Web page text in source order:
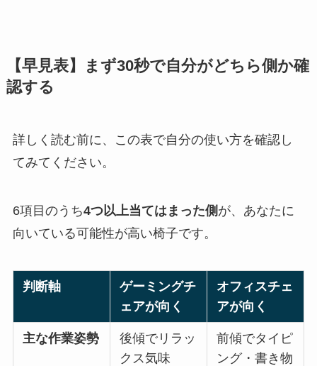
【早見表】まず30秒で自分がどちら側か確
認する
詳しく読む前に、この表で自分の使い方を確認し
てみてください。
6項目のうち4つ以上当てはまった側 が、あなたに
向いている可能性が高い椅子です。
判断軸
ゲーミングチ
ェアが向く
オフィスチェ
アが向く
主な作業姿勢
後傾でリラッ
クス気味
前傾でタイピ
ング・書き物